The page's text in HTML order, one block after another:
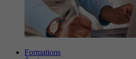
Formations